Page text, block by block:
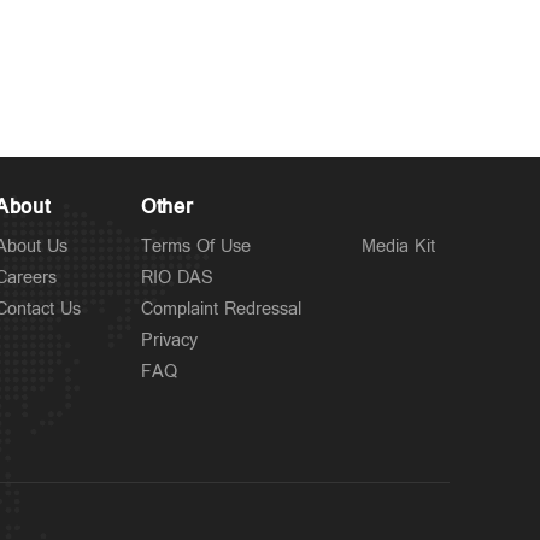
മാത്രം; ഐടി ചട്ടങ്ങളിൽ
Us
Us
Other
Terms Of Use
RIO DAS
Complaint Redressal
Privacy
FAQ
Media Kit